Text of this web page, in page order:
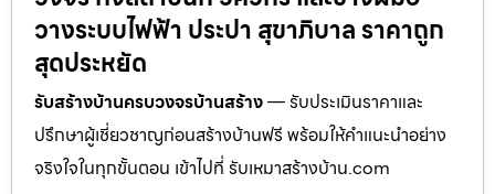
วางระบบไฟฟ้า ประปา สุขาภิบาล ราคาถูก
สุดประหยัด
รับสร้างบ้านครบวงจรบ้านสร้าง— รับประเมินราคาและ
ปรึกษาผู้เชี่ยวชาญก่อนสร้างบ้านฟรี พร้อมให้คำแนะนำอย่าง
จริงใจในทุกขั้นตอน เข้าไปที่ รับเหมาสร้างบ้าน.com